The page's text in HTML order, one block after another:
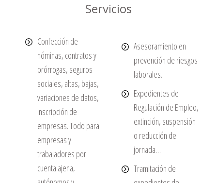
Servicios
Confección de
nóminas, contratos y
prórrogas, seguros
sociales, altas, bajas,
variaciones de datos,
inscripción de
empresas. Todo para
empresas y
trabajadores por
cuenta ajena,
Asesoramiento en
prevención de riesgos
laborales.
Expedientes de
Regulación de Empleo,
extinción, suspensión
o reducción de
jornada…
Tramitación de